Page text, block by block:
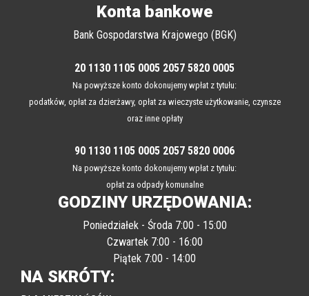
Konta bankowe
Bank Gospodarstwa Krajowego (BGK)
20 1130 1105 0005 2057 5820 0005
Na powyższe konto dokonujemy wpłat z tytułu:
podatków, opłat za dzierżawy, opłat za wieczyste użytkowanie, czynsze
oraz inne opłaty
90 1130 1105 0005 2057 5820 0006
Na powyższe konto dokonujemy wpłat z tytułu:
opłat za odpady komunalne
GODZINY URZĘDOWANIA:
Poniedziałek - Środa 7:00 - 15:00
Czwartek 7:00 - 16:00
Piątek 7:00 - 14:00
NA SKRÓTY: